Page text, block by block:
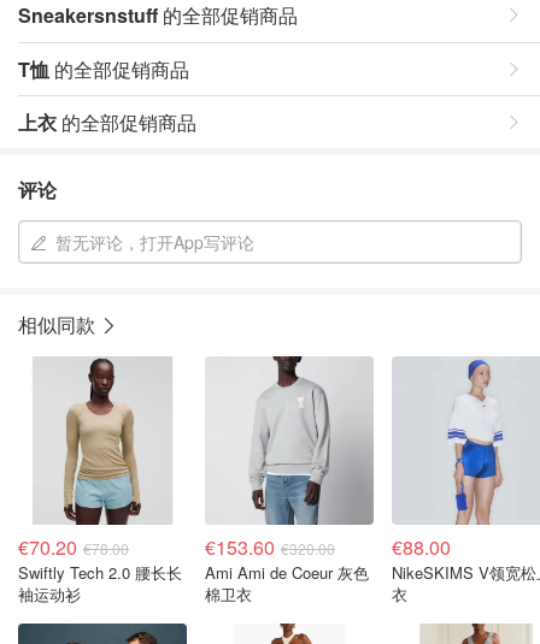
Sneakersnstuff 的全部促销商品
T恤 的全部促销商品
上衣 的全部促销商品
评论
暂无评论，打开App写评论
相似同款
€70.20 €78.00
Swiftly Tech 2.0 腰长长
袖运动衫
€153.60 €320.00
Ami Ami de Coeur 灰色
棉卫衣
€88.00
NikeSKIMS V领宽
衣